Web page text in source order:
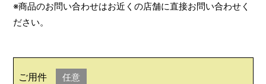
※商品のお問い合わせはお近くの店舗に直接お問い合わせく
ださい。
ご用件 任意